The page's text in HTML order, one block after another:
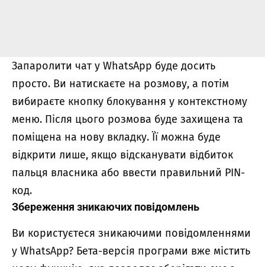
Запаролити чат у WhatsApp буде досить
просто. Ви натискаєте на розмову, а потім
вибираєте кнопку блокування у контекстному
меню. Після цього розмова буде захищена та
поміщена на нову вкладку. Її можна буде
відкрити лише, якщо відсканувати відбиток
пальця власника або ввести правильний PIN-
код.
Збереження зникаючих повідомлень
Ви користуєтеся зникаючими повідомленнями
у WhatsApp? Бета-версія програми вже містить